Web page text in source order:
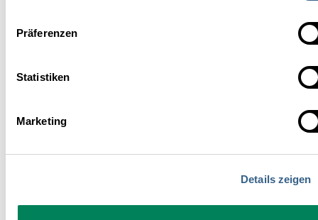
Präferenzen
Statistiken
Marketing
Details zeigen